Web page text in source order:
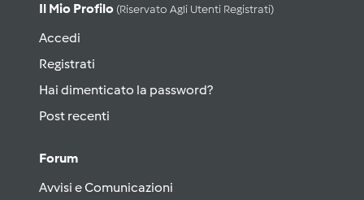
Il Mio Profilo (riservato Agli Utenti Registrati)
Accedi
Registrati
Hai dimenticato la password?
Post recenti
Forum
Avvisi e Comunicazioni